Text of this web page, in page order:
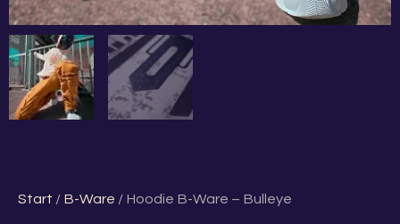
Start / B-Ware / Hoodie B-Ware – Bulleye